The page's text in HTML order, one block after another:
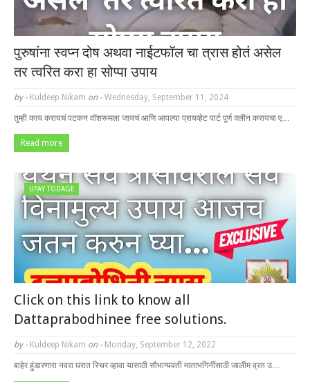
पुरुषांना स्वप्न दोष अथवा नाईटफॉल चा त्रास होतं असेल
तर त्वरित करा हा सोप्पा उपाय
by - Kuldeep Nikam on - Wednesday, September 11, 2024
तुम्ही काय करायचं पटकन वॉशरूमला जायचं आणि आपल्या प्रायव्हेट पार्ट पूर्ण क्लीन करायचा ए…
Read more
UPAY TODAGE
Click on this link to know all
Dattaprabodhinee free solutions.
by - Kuldeep Nikam on - Monday, September 12, 2022
बाहेर हुंडारणारा नवरा घरात स्थिर व्हावा यासाठी सौभाग्यवती माताभगिनींसाठी जालीम व्रत उ…